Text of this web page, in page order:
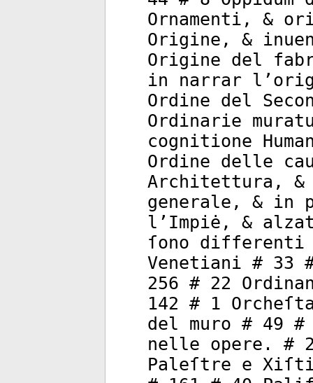
Ornamenti, &
Origine, &
Origine del
in narrar
Ordine del
Ordinarie
cognitione
Ordine delle
Architettura,
generale, & in
l’Impiė, &
ſono differenti
Venetiani # 33
256 # 22
142 # 1
del muro # 49 #
nelle opere. #
Paleſtre e